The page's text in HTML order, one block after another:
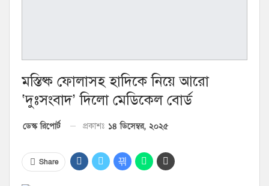
মস্তিষ্ক ফোলাসহ হাদিকে নিয়ে আরো
‘দুঃসংবাদ’ দিলো মেডিকেল বোর্ড
ডেস্ক রিপোর্ট প্রকাশঃ ১৪ ডিসেম্বর, ২০২৫
Share